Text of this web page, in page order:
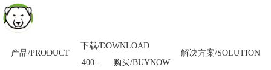
产品/PRODUCT 解决方案/SOLUTION
下载/DOWNLOAD
购买/BUYNOW
400 -